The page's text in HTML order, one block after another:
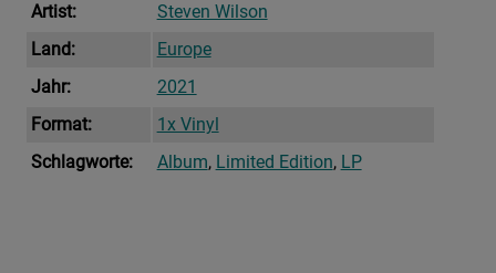
Artist:
Steven Wilson
Land:
Europe
Jahr:
2021
Format:
1x Vinyl
Schlagworte:
Album, Limited Edition, LP